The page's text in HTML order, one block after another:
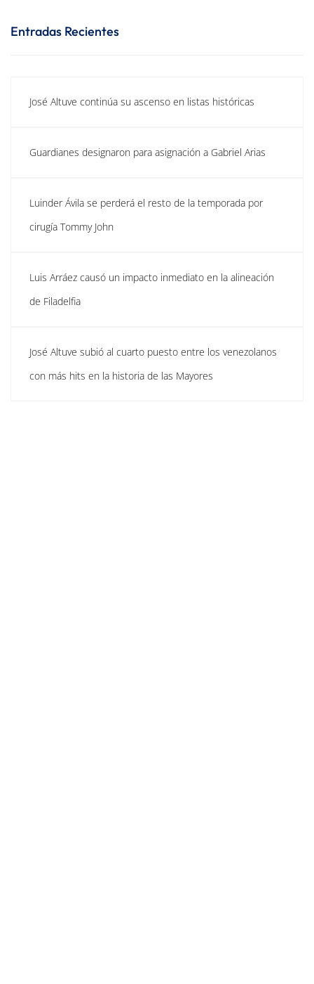
Entradas Recientes
José Altuve continúa su ascenso en listas históricas
Guardianes designaron para asignación a Gabriel Arias
Luinder Ávila se perderá el resto de la temporada por
cirugía Tommy John
Luis Arráez causó un impacto inmediato en la alineación
de Filadelfia
José Altuve subió al cuarto puesto entre los venezolanos
con más hits en la historia de las Mayores